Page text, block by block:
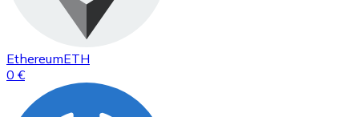
EthereumETH
0 €